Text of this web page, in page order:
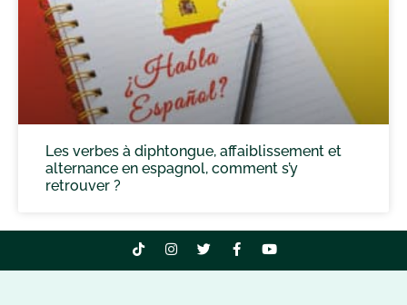
Les verbes à diphtongue, affaiblissement et
alternance en espagnol, comment s’y
retrouver ?